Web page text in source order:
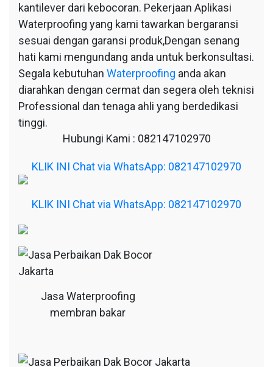
kantilever dari kebocoran. Pekerjaan Aplikasi
Waterproofing yang kami tawarkan bergaransi
sesuai dengan garansi produk,Dengan senang
hati kami mengundang anda untuk berkonsultasi.
Segala kebutuhan Waterproofing anda akan
diarahkan dengan cermat dan segera oleh teknisi
Professional dan tenaga ahli yang berdedikasi
tinggi.
Hubungi Kami : 082147102970
KLIK INI Chat via WhatsApp: 082147102970
KLIK INI Chat via WhatsApp: 082147102970
Jasa Waterproofing
membran bakar